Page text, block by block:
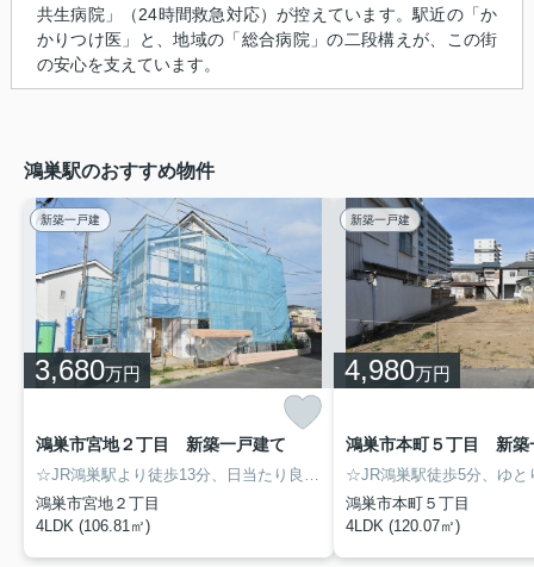
共生病院」（24時間救急対応）が控えています。駅近の「か
かりつけ医」と、地域の「総合病院」の二段構えが、この街
の安心を支えています。
鴻巣駅のおすすめ物件
新築一戸建
3,680万円
鴻巣市宮地２丁目 新築一戸建て
鴻巣市宮地２丁目
4LDK (106.81㎡)
新築一戸建
4,980万円
鴻巣市本町５丁目
4LDK (120.07㎡)